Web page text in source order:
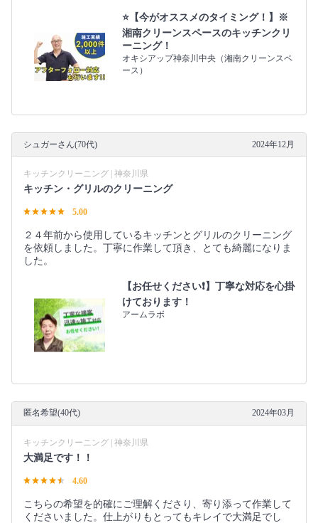
⭐️【今がオススメのタイミング！】※
湘南クリーンスペースのキッチンクリ
ーニング！
オキシアップ神奈川中央（湘南クリーンスペ
ース）
シュガーさん(70代) 2024年12月
キッチンクリーニング | 神奈川県
キッチン・グリルのクリーニング
5.00
２４年前から使用しているキッチンとグリルのクリーニング
を依頼しました。丁寧に作業して頂き、とても綺麗になりま
した。
【お任せください❗️】丁寧な対応を心掛
けております！
アームラボ
匿名希望(40代) 2024年03月
キッチンクリーニング | 神奈川県
大満足です！！
4.60
こちらの希望を的確にご理解くださり、寄り添って作業して
くださいました。仕上がりもとってもキレイで大満足でし